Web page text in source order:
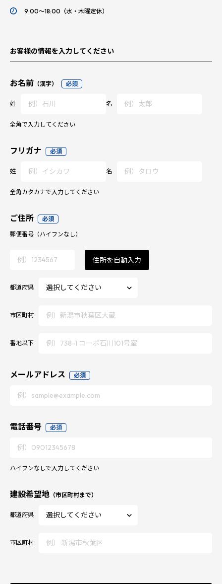
9:00～18:00（水・木曜定休）
お客様の情報を入力してください
お名前 （漢字） 必須
姓 名
全角で入力してください
フリガナ 必須
姓 名
全角カタカナで入力してください
ご住所 必須
郵便番号 （ハイフンなし）
住所を自動入力
都道府県
市区町村
番地以下
メールアドレス 必須
電話番号 必須
ハイフンなしで入力してください
建設希望地 （市区町村まで）
都道府県
市区町村